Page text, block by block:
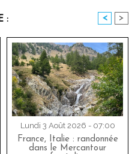
: < >
Lundi 3 Août 2026 - 07:00
France, Italie : randonnée
dans le Mercantour